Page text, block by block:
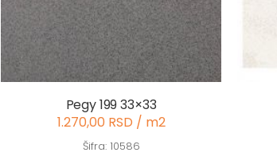
Pegy 199 33×33
1.270,00 RSD / m2
Šifra: 10586